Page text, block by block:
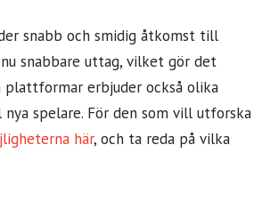
snabb och smidig åtkomst till
snabbare uttag, vilket gör det
erbjuder också olika
spelare. För den som vill utforska
här, och ta reda på vilka